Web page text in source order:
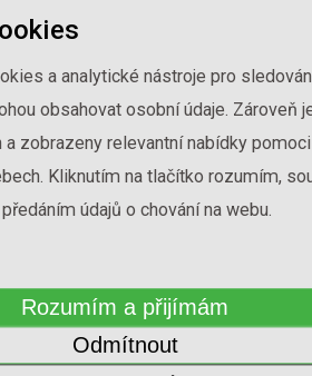
a analytické nástroje pro
obsahovat osobní údaje. Zároveň
zobrazeny relevantní nabídky
Kliknutím na tlačítko rozumím,
údajů o chování na webu.
Rozumím a přijímám
Odmítnout